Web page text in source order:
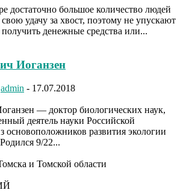
достаточно большое количество людей
удачу за хвост, поэтому не упускают
денежные средства или...
Иоганзен
admin - 17.07.2018
— доктор биологических наук,
деятель науки Российской
основоположников развития экологии
9/22...
и Томской области